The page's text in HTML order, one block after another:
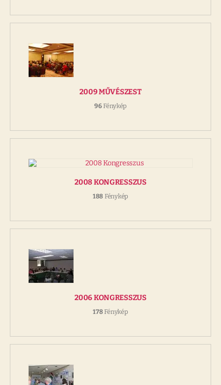
2009 MŰVÉSZEST
96Fénykép
2008 KONGRESSZUS
188 Fénykép
2006 KONGRESSZUS
178Fénykép